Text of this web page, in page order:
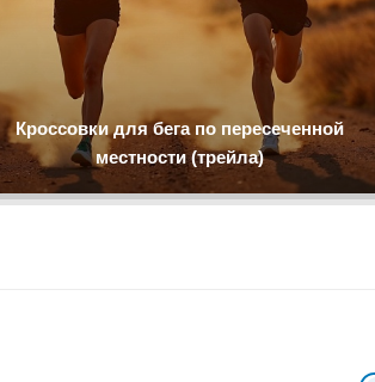
Кроссовки для бега по пересеченной
местности (трейла)